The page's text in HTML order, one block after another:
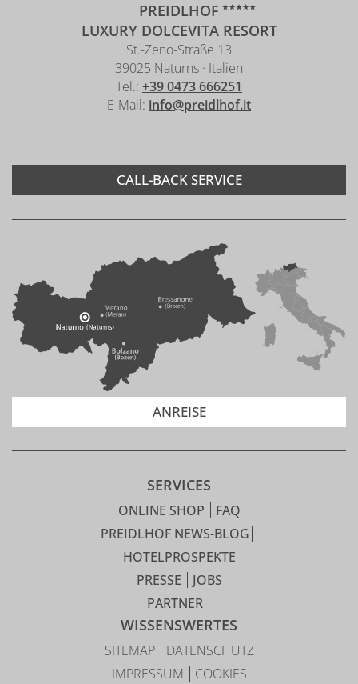
ANREISE
PREIDLHOF
LUXURY DOLCEVITA RESORT
St.-Zeno-Straße 13
39025 Naturns · Italien
Tel.: +39 0473 666251
E-Mail: info@preidlhof.it
CALL-BACK SERVICE
SERVICES
ONLINE SHOP
FAQ
PREIDLHOF NEWS-BLOG
HOTELPROSPEKTE
PRESSE
JOBS
PARTNER
WISSENSWERTES
SITEMAP
DATENSCHUTZ
IMPRESSUM
COOKIES